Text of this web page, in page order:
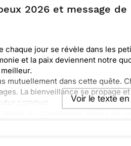
2026 et message de
chaque jour se révèle dans les
et la paix deviennent notre
mutuellement dans cette quête.
La bienveillance se propage
commun.
Voir le texte